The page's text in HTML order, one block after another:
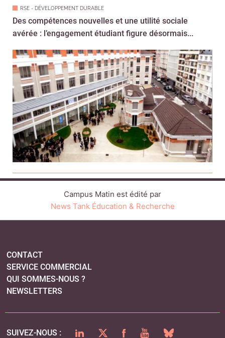
RSE - DÉVELOPPEMENT DURABLE
Des compétences nouvelles et une utilité sociale
avérée : l’engagement étudiant figure désormais...
Campus Matin est édité par
News Tank Éducation & Recherche
CONTACT
SERVICE COMMERCIAL
QUI SOMMES-NOUS ?
NEWSLETTERS
SUIVEZ-NOUS : LINKEDINTWITTERFACEBOOKYOUTUBEBLUESKY